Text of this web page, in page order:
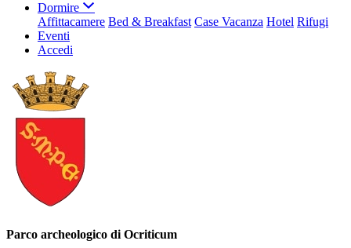
Dormire
Affittacamere Bed & Breakfast Case Vacanza Hotel Rifugi
Eventi
Accedi
Parco archeologico di Ocriticum